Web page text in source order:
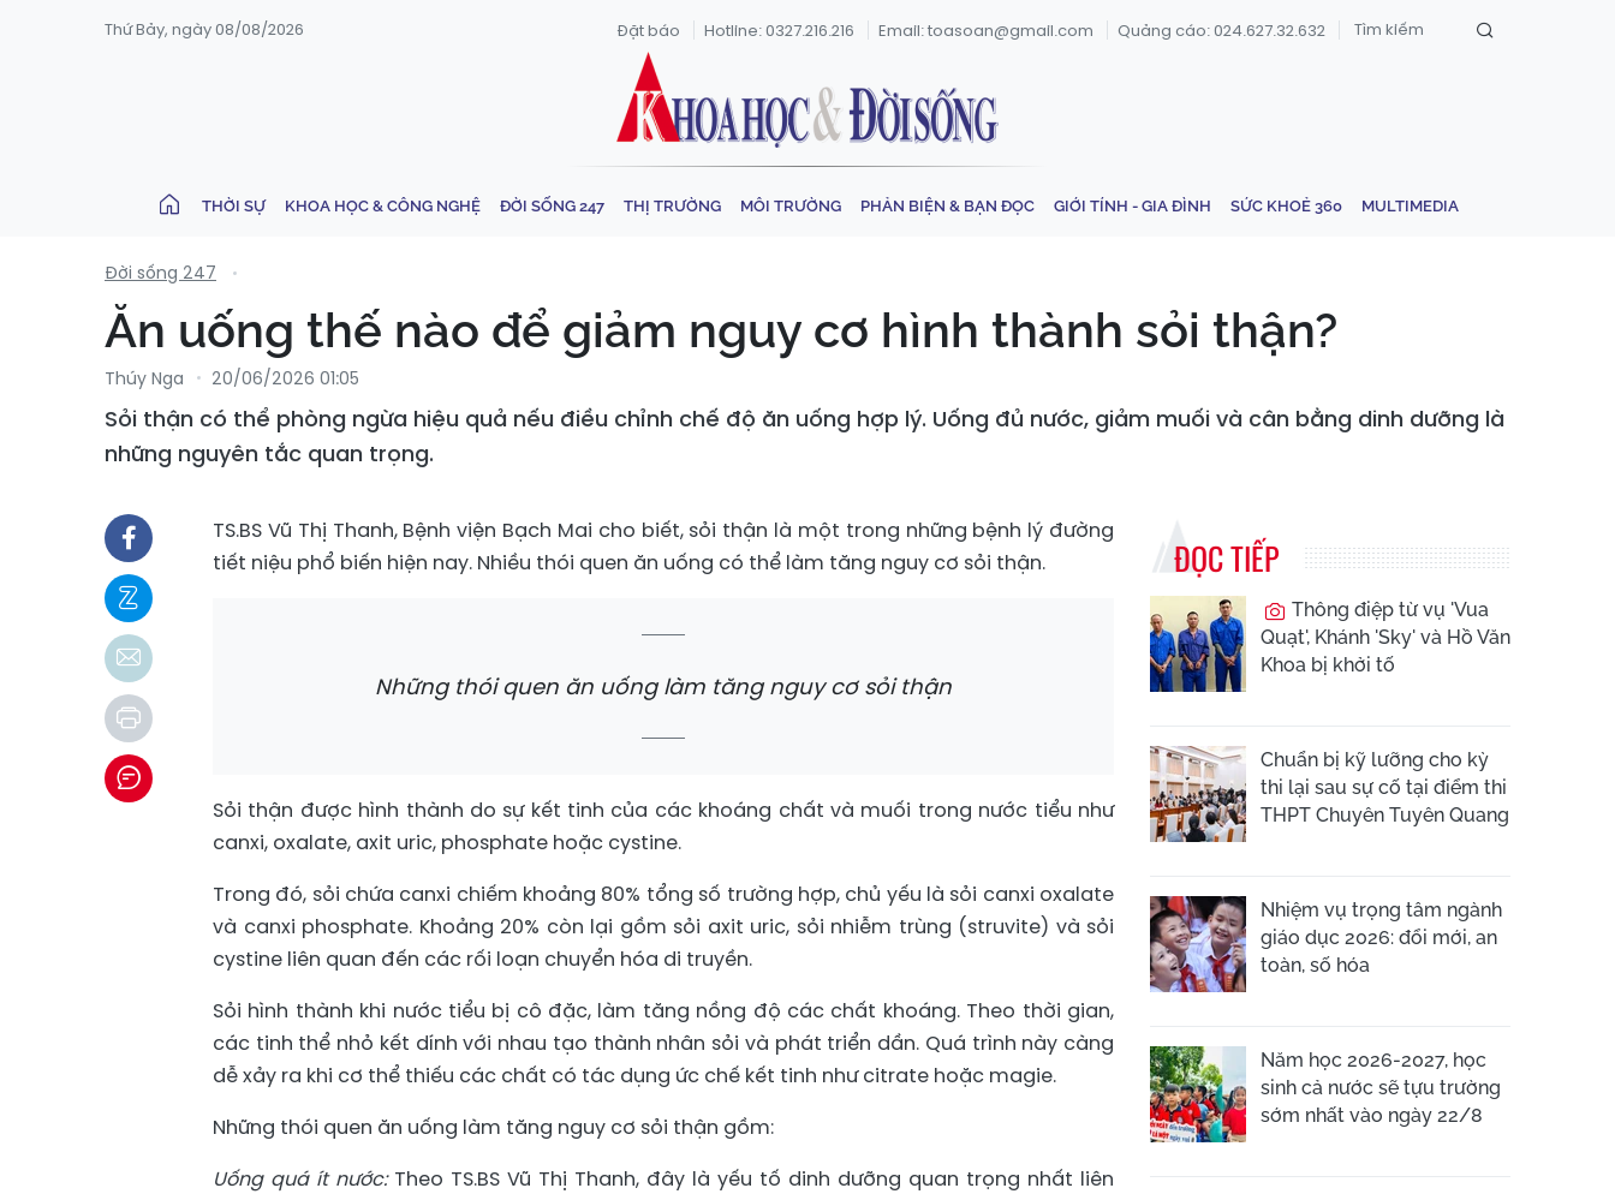
Thứ Bảy, ngày 08/08/2026 Đặt báo Hotline: 0327.216.216 Email: toasoan@gmail.com Quảng cáo: 024.627.32.632
THỜI SỰ KHOA HỌC & CÔNG NGHỆ ĐỜI SỐNG 247 THỊ TRƯỜNG MÔI TRƯỜNG PHẢN BIỆN & BẠN ĐỌC GIỚI TÍNH - GIA ĐÌNH SỨC KHOẺ 360 MULTIMEDIA
Đời sống 247
Ăn uống thế nào để giảm nguy cơ hình thành sỏi thận?
Thúy Nga 20/06/2026 01:05
Sỏi thận có thể phòng ngừa hiệu quả nếu điều chỉnh chế độ ăn uống hợp lý. Uống đủ nước, giảm muối và cân bằng dinh dưỡng là
những nguyên tắc quan trọng.
TS.BS Vũ Thị Thanh, Bệnh viện Bạch Mai cho biết, sỏi thận là một trong những bệnh lý đường
tiết niệu phổ biến hiện nay. Nhiều thói quen ăn uống có thể làm tăng nguy cơ sỏi thận.
Những thói quen ăn uống làm tăng nguy cơ sỏi thận
Sỏi thận được hình thành do sự kết tinh của các khoáng chất và muối trong nước tiểu như
canxi, oxalate, axit uric, phosphate hoặc cystine.
Trong đó, sỏi chứa canxi chiếm khoảng 80% tổng số trường hợp, chủ yếu là sỏi canxi oxalate
và canxi phosphate. Khoảng 20% còn lại gồm sỏi axit uric, sỏi nhiễm trùng (struvite) và sỏi
cystine liên quan đến các rối loạn chuyển hóa di truyền.
Sỏi hình thành khi nước tiểu bị cô đặc, làm tăng nồng độ các chất khoáng. Theo thời gian,
các tinh thể nhỏ kết dính với nhau tạo thành nhân sỏi và phát triển dần. Quá trình này càng
dễ xảy ra khi cơ thể thiếu các chất có tác dụng ức chế kết tinh như citrate hoặc magie.
Những thói quen ăn uống làm tăng nguy cơ sỏi thận gồm:
Uống quá ít nước: Theo TS.BS Vũ Thị Thanh, đây là yếu tố dinh dưỡng quan trọng nhất liên
ĐỌC TIẾP
Thông điệp từ vụ 'Vua
Quạt', Khánh 'Sky' và Hồ Văn
Khoa bị khởi tố
Chuẩn bị kỹ lưỡng cho kỳ
thi lại sau sự cố tại điểm thi
THPT Chuyên Tuyên Quang
Nhiệm vụ trọng tâm ngành
giáo dục 2026: đổi mới, an
toàn, số hóa
Năm học 2026-2027, học
sinh cả nước sẽ tựu trường
sớm nhất vào ngày 22/8